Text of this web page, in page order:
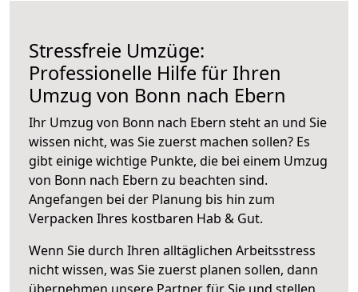
Stressfreie Umzüge:
Professionelle Hilfe für Ihren
Umzug von Bonn nach Ebern
Ihr Umzug von Bonn nach Ebern steht an und Sie
wissen nicht, was Sie zuerst machen sollen? Es
gibt einige wichtige Punkte, die bei einem Umzug
von Bonn nach Ebern zu beachten sind.
Angefangen bei der Planung bis hin zum
Verpacken Ihres kostbaren Hab & Gut.
Wenn Sie durch Ihren alltäglichen Arbeitsstress
nicht wissen, was Sie zuerst planen sollen, dann